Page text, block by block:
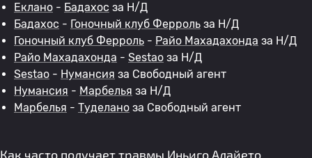
Еклано - Бадахос за Н/Д
Бадахос - Гоночный клуб Ферроль за Н/Д
Гоночный клуб Ферроль - Райо Махадахонда за Н/Д
Райо Махадахонда - Sestao за Н/Д
Sestao - Нумансия за Свободный агент
Нумансия - Марбелья за Н/Д
Марбелья - Туделано за Свободный агент
Как часто получает травмы Иньиго Алайето